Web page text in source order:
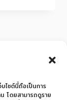
ไซต์นี้ถือเป็นการ
โดยสามารถดูราย